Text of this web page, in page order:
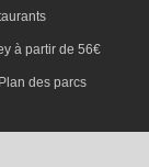
à partir de 56€
Plan des parcs